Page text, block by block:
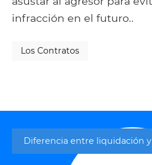
infracción en el futuro..
Los Contratos
Diferencia entre liquidación